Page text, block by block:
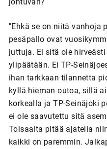
"Ehkä se on niitä vanhoja
pesäpallo ovat
juttuja. Ei sitä ole
ylipäätään. Ei TP-
ihan tarkkaan tilannetta
kyllä hieman outoa, sillä
korkealla ja TP-Seinäjoki
ei ole saavutettu sitä
Toisaalta pitää ajatella
kaikki on paremmin.